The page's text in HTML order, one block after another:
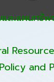
ละแผนทรัพ
and